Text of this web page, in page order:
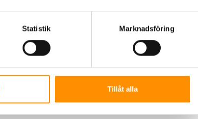
Statistik Marknadsföring
Tillåt alla